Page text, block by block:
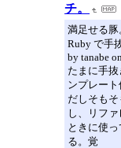
チ。
満足せる豚
Ruby で手
by tanabe
たまに手
ンプレー
だしそも
し、リフ
ときに使
る。覚